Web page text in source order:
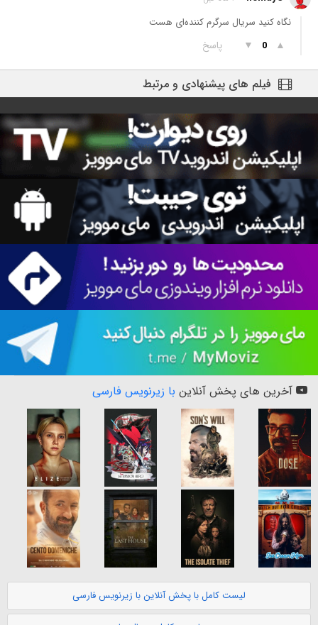
نگاه کنید سریال سرگرم کننده‌ای هست
▲
0
▼ پاسخ
فیلم های پیشنهادی و مرتبط
آخرین های پخش آنلاین با زیرنویس فارسی
لیست کامل با پخش آنلاین با زیرنویس فارسی